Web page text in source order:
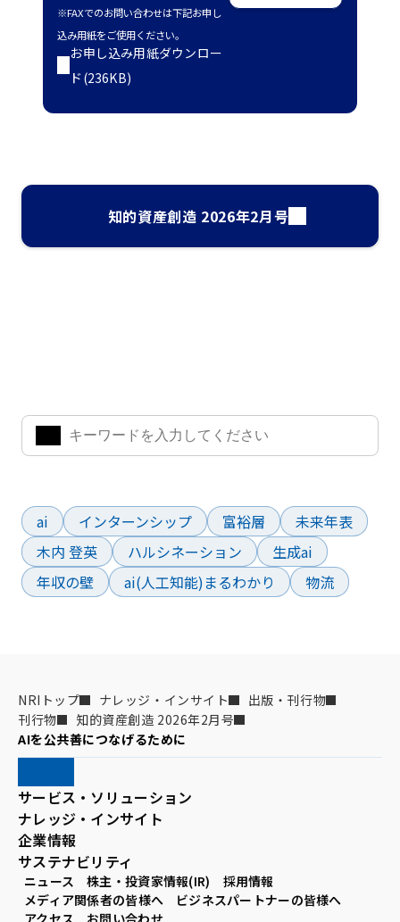
※FAXでのお問い合わせは下記お申し
込み用紙をご使用ください。
お申し込み用紙ダウンロー
ド(236KB)
知的資産創造 2026年2月号
ai
インターンシップ 富裕層
未来年表
木内 登英
ハルシネーション
生成ai
年収の壁
ai(人工知能)まるわかり 物流
NRIトップ ナレッジ・インサイト
出版・刊行物
刊行物
知的資産創造 2026年2月号
AIを公共善につなげるために
サービス・ソリューション
ナレッジ・インサイト
企業情報
サステナビリティ
ニュース 株主・投資家情報(IR)
採用情報
メディア関係者の皆様へ
ビジネスパートナーの皆様へ
アクセス
お問い合わせ